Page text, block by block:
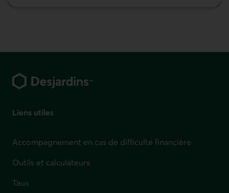
Liens utiles
Accompagnement en cas de difficulté financière
Outils et calculateurs
Taux